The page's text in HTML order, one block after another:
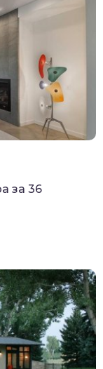
за 36